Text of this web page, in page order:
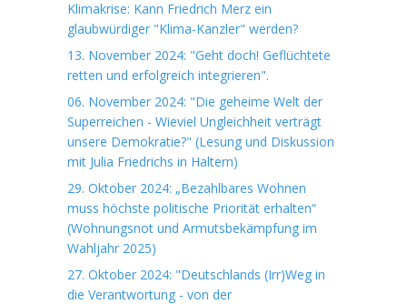
Klimakrise: Kann Friedrich Merz ein
glaubwürdiger "Klima-Kanzler" werden?
13. November 2024: "Geht doch! Geflüchtete
retten und erfolgreich integrieren".
06. November 2024: "Die geheime Welt der
Superreichen - Wieviel Ungleichheit verträgt
unsere Demokratie?" (Lesung und Diskussion
mit Julia Friedrichs in Haltern)
29. Oktober 2024: „Bezahlbares Wohnen
muss höchste politische Priorität erhalten“
(Wohnungsnot und Armutsbekämpfung im
Wahljahr 2025)
27. Oktober 2024: "Deutschlands (Irr)Weg in
die Verantwortung - von der